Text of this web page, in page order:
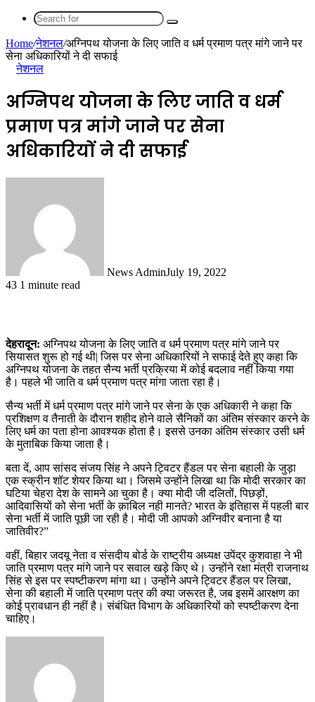
Search
for
Home/नेशनल/अग्निपथ योजना के लिए जाति व धर्म प्रमाण पत्र मांगे जाने पर
सेना अधिकारियों ने दी सफाई
नेशनल
अग्निपथ योजना के लिए जाति व धर्म
प्रमाण पत्र मांगे जाने पर सेना
अधिकारियों ने दी सफाई
News AdminJuly 19, 2022
43 1 minute read
देहरादून: अग्निपथ योजना के लिए जाति व धर्म प्रमाण पत्र मांगे जाने पर
सियासत शुरू हो गई थी| जिस पर सेना अधिकारियों ने सफाई देते हुए कहा कि
अग्निपथ योजना के तहत सैन्य भर्ती प्रक्रिया में कोई बदलाव नहीं किया गया
है। पहले भी जाति व धर्म प्रमाण पत्र मांगा जाता रहा है।
सैन्य भर्ती में धर्म प्रमाण पत्र मांगे जाने पर सेना के एक अधिकारी ने कहा कि
प्रशिक्षण व तैनाती के दौरान शहीद होने वाले सैनिकों का अंतिम संस्कार करने के
लिए धर्म का पता होना आवश्यक होता है। इससे उनका अंतिम संस्कार उसी धर्म
के मुताबिक किया जाता है।
बता दें, आप सांसद संजय सिंह ने अपने ट्विटर हैंडल पर सेना बहाली के जुड़ा
एक स्क्रीन शॉट शेयर किया था। जिसमे उन्होंने लिखा था कि मोदी सरकार का
घटिया चेहरा देश के सामने आ चुका है। क्या मोदी जी दलितों, पिछड़ों,
आदिवासियों को सेना भर्ती के क़ाबिल नही मानते? भारत के इतिहास में पहली बार
सेना भर्ती में जाति पूछी जा रही है। मोदी जी आपको अग्निवीर बनाना है या
जातिवीर?”
वहीं, बिहार जदयू नेता व संसदीय बोर्ड के राष्ट्रीय अध्यक्ष उपेंद्र कुशवाहा ने भी
जाति प्रमाण पत्र मांगे जाने पर सवाल खड़े किए थे। उन्होंने रक्षा मंत्री राजनाथ
सिंह से इस पर स्पष्टीकरण मांगा था। उन्होंने अपने ट्विटर हैंडल पर लिखा,
सेना की बहाली में जाति प्रमाण पत्र की क्या जरूरत है, जब इसमें आरक्षण का
कोई प्रावधान ही नहीं है। संबंधित विभाग के अधिकारियों को स्पष्टीकरण देना
चाहिए।